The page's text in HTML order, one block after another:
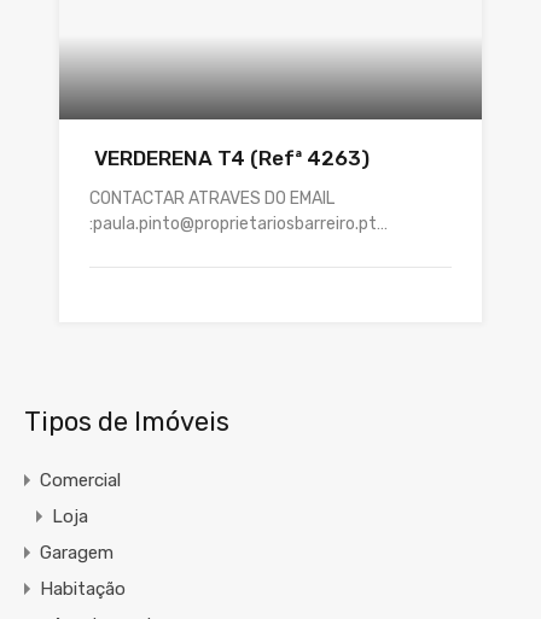
VERDERENA T4 (Refª 4263)
CONTACTAR ATRAVES DO EMAIL
:paula.pinto@proprietariosbarreiro.pt…
Tipos de Imóveis
Comercial
Loja
Garagem
Habitação